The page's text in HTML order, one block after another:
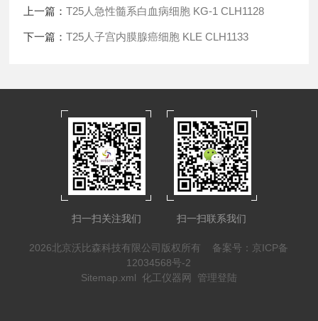
上一篇：T25人急性髓系白血病细胞 KG-1 CLH1128
下一篇：T25人子宫内膜腺癌细胞 KLE CLH1133
扫一扫关注我们 扫一扫联系我们
2026北京沃比森科技有限公司版权所有 备案号：京ICP备
12034568号-2
Sitemap.xml 化工仪器网 管理登陆